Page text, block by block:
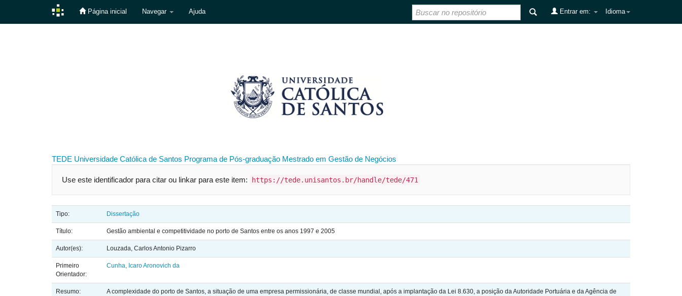
Página inicial Navegar Ajuda Idioma
Entrar em:
TEDE Universidade Católica de Santos Programa de Pós-graduação Mestrado em Gestão de Negócios
Use este identificador para citar ou linkar para este item: https://tede.unisantos.br/handle/tede/471
Tipo: Dissertação
Título: Gestão ambiental e competitividade no porto de Santos entre os anos 1997 e 2005
Autor(es): Louzada, Carlos Antonio Pizarro
Primeiro
Orientador:
Cunha, Icaro Aronovich da
Resumo:
A complexidade do porto de Santos, a situação de uma empresa permissionária, de classe mundial, após a implantação da Lei 8.630, a posição da Autoridade Portuária e da Agência de